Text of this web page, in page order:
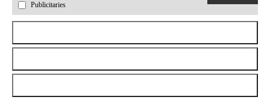
Publicitaries